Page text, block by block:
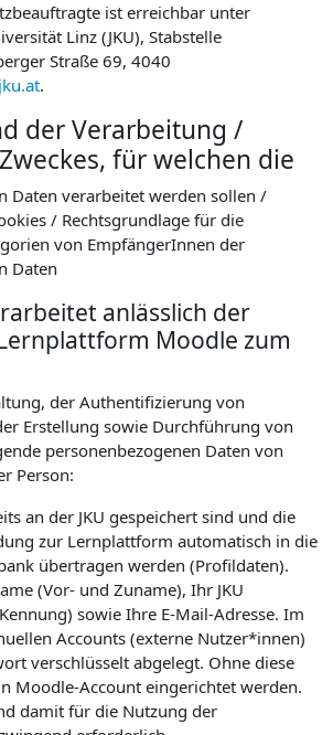
ist erreichbar unter
Linz (JKU), Stabstelle
Straße 69, 4040
.
der Verarbeitung /
für welchen die
Daten verarbeitet werden sollen /
/ Rechtsgrundlage für die
von EmpfängerInnen der
Daten
anlässlich der
Moodle zum
der Authentifizierung von
Erstellung sowie Durchführung von
personenbezogenen Daten von
Person:
an der JKU gespeichert sind und die
zur Lernplattform automatisch in die
übertragen werden (Profildaten).
(Vor- und Zuname), Ihr JKU
sowie Ihre E-Mail-Adresse. Im
Accounts (externe Nutzer*innen)
verschlüsselt abgelegt. Ohne diese
Moodle-Account eingerichtet werden.
damit für die Nutzung der